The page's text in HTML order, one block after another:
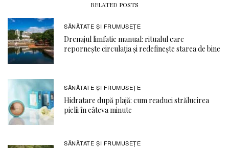
RELATED POSTS
SĂNĂTATE ŞI FRUMUSEȚE
Drenajul limfatic manual: ritualul care
repornește circulația și redefinește starea de bine
SĂNĂTATE ŞI FRUMUSEȚE
Hidratare după plajă: cum readuci strălucirea
pielii în câteva minute
SĂNĂTATE ŞI FRUMUSEȚE